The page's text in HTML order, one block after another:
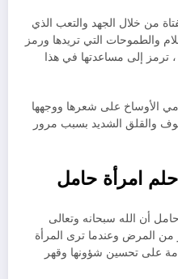
من خلال الجهد والتعب الذي
والطموحات التي تريدها ورمز
إلى مساعدتها في هذا
الأوساخ على شعرها ووجهها
والقلق الشديد بسبب مرور
امرأة حامل
أن الله سبحانه وتعالى
المرض وعندما ترى المرأة
على تحسين شؤونها وقهر